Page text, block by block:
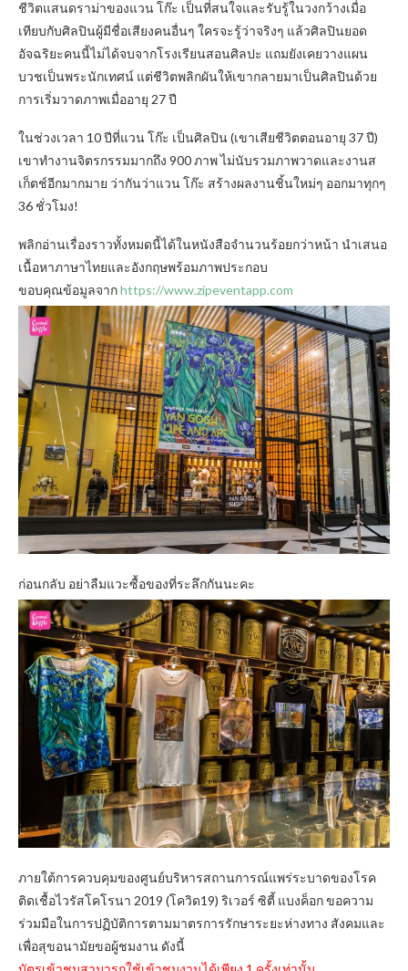
ชีวิตแสนดราม่าของแวน โก๊ะ เป็นที่สนใจและรับรู้ในวงกว้างเมื่อ
เทียบกับศิลปินผู้มีชื่อเสียงคนอื่นๆ ใครจะรู้ว่าจริงๆ แล้วศิลปินยอด
อัจฉริยะคนนี้ไม่ได้จบจากโรงเรียนสอนศิลปะ แถมยังเคยวางแผน
บวชเป็นพระนักเทศน์ แต่ชีวิตพลิกผันให้เขากลายมาเป็นศิลปินด้วย
การเริ่มวาดภาพเมื่ออายุ 27 ปี
ในช่วงเวลา 10 ปีที่แวน โก๊ะ เป็นศิลปิน (เขาเสียชีวิตตอนอายุ 37 ปี)
เขาทำงานจิตรกรรมมากถึง 900 ภาพ ไม่นับรวมภาพวาดและงานส
เก็ตช์อีกมากมาย ว่ากันว่าแวน โก๊ะ สร้างผลงานชิ้นใหม่ๆ ออกมาทุกๆ
36 ชั่วโมง!
พลิกอ่านเรื่องราวทั้งหมดนี้ได้ในหนังสือจำนวนร้อยกว่าหน้า นำเสนอ
เนื้อหาภาษาไทยและอังกฤษพร้อมภาพประกอบ
ขอบคุณข้อมูลจากhttps://www.zipeventapp.com
ก่อนกลับ อย่าลืมแวะซื้อของที่ระลึกกันนะคะ
ภายใต้การควบคุมของศูนย์บริหารสถานการณ์แพร่ระบาดของโรค
ติดเชื้อไวรัสโคโรนา 2019 (โควิด19) ริเวอร์ ซิตี้ แบงค็อก ขอความ
ร่วมมือในการปฏิบัติการตามมาตรการรักษาระยะห่างทาง สังคมและ
เพื่อสุขอนามัยขอผู้ชมงาน ดังนี้